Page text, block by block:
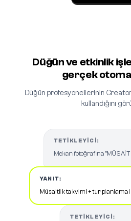
Düğün ve etkinlik
gerçek
Düğün profesyonellerinin
kullandığını
TETIKLEYICI:
Mekan fotoğrafına
YANIT:
Müsaitlik takvimi + tur planlama
TETIKLEYICI: